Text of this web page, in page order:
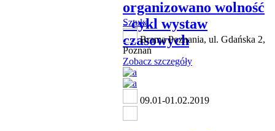
organizowano wolność
- cykl wystaw
czasowych
Sztuka
Brama Poznania, ul. Gdańska 2,
Poznań
Zobacz szczegóły
09.01-01.02.2019